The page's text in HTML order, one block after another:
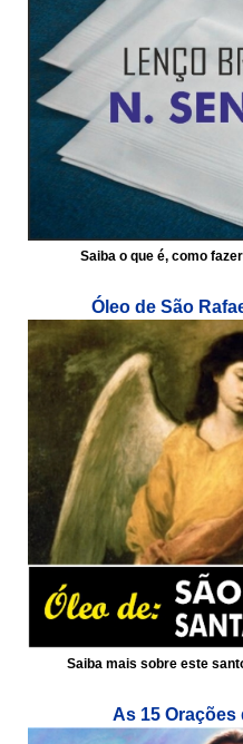
Saiba o que é, como
Óleo de São
Saiba mais sobre este
As 15 Orações